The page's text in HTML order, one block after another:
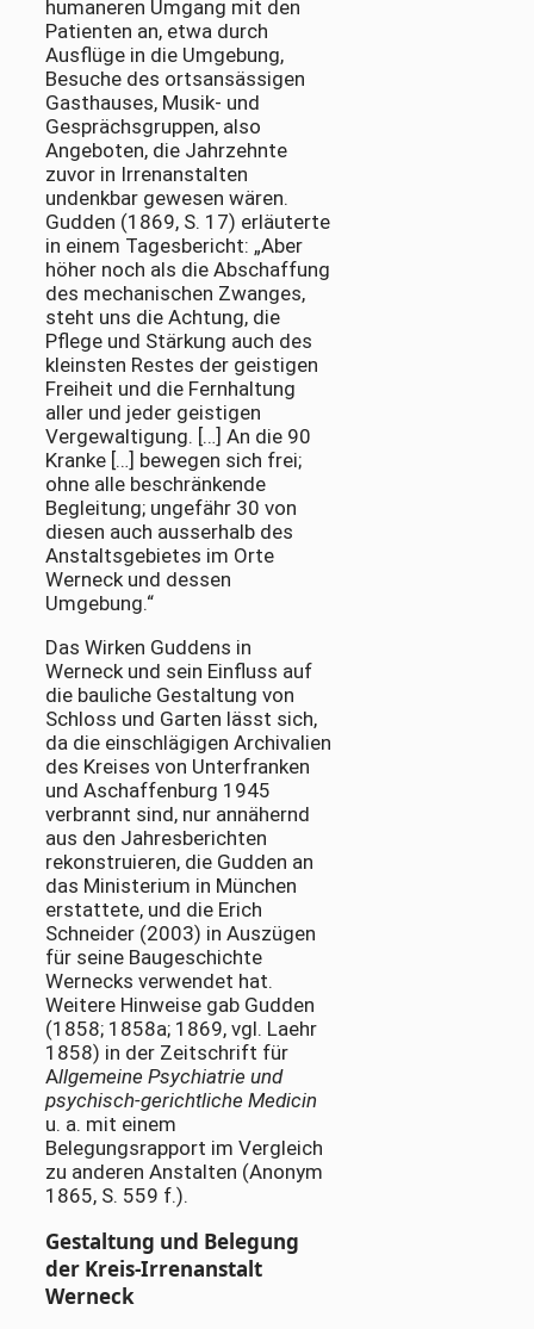
humaneren Umgang mit den
Patienten an, etwa durch
Ausflüge in die Umgebung,
Besuche des ortsansässigen
Gasthauses, Musik- und
Gesprächsgruppen, also
Angeboten, die Jahrzehnte
zuvor in Irrenanstalten
undenkbar gewesen wären.
Gudden (1869, S. 17) erläuterte
in einem Tagesbericht: „Aber
höher noch als die Abschaffung
des mechanischen Zwanges,
steht uns die Achtung, die
Pflege und Stärkung auch des
kleinsten Restes der geistigen
Freiheit und die Fernhaltung
aller und jeder geistigen
Vergewaltigung. […] An die 90
Kranke […] bewegen sich frei;
ohne alle beschränkende
Begleitung; ungefähr 30 von
diesen auch ausserhalb des
Anstaltsgebietes im Orte
Werneck und dessen
Umgebung.“
Das Wirken Guddens in
Werneck und sein Einfluss auf
die bauliche Gestaltung von
Schloss und Garten lässt sich,
da die einschlägigen Archivalien
des Kreises von Unterfranken
und Aschaffenburg 1945
verbrannt sind, nur annähernd
aus den Jahresberichten
rekonstruieren, die Gudden an
das Ministerium in München
erstattete, und die Erich
Schneider (2003) in Auszügen
für seine Baugeschichte
Wernecks verwendet hat.
Weitere Hinweise gab Gudden
(1858; 1858a; 1869, vgl. Laehr
1858) in der Zeitschrift für
Allgemeine Psychiatrie und
psychisch-gerichtliche Medicin
u. a. mit einem
Belegungsrapport im Vergleich
zu anderen Anstalten (Anonym
1865, S. 559 f.).
Gestaltung und Belegung
der Kreis-Irrenanstalt
Werneck